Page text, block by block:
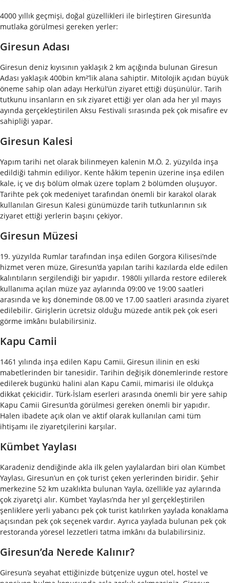
4000 yıllık geçmişi, doğal güzellikleri ile birleştiren Giresun’da
mutlaka görülmesi gereken yerler:
Giresun Adası
Giresun deniz kıyısının yaklaşık 2 km açığında bulunan Giresun
Adası yaklaşık 400bin km²’lik alana sahiptir. Mitolojik açıdan büyük
öneme sahip olan adayı Herkül’ün ziyaret ettiği düşünülür. Tarih
tutkunu insanların en sık ziyaret ettiği yer olan ada her yıl mayıs
ayında gerçekleştirilen Aksu Festivali sırasında pek çok misafire ev
sahipliği yapar.
Giresun Kalesi
Yapım tarihi net olarak bilinmeyen kalenin M.Ö. 2. yüzyılda inşa
edildiği tahmin ediliyor. Kente hâkim tepenin üzerine inşa edilen
kale, iç ve dış bölüm olmak üzere toplam 2 bölümden oluşuyor.
Tarihte pek çok medeniyet tarafından önemli bir karakol olarak
kullanılan Giresun Kalesi günümüzde tarih tutkunlarının sık
ziyaret ettiği yerlerin başını çekiyor.
Giresun Müzesi
19. yüzyılda Rumlar tarafından inşa edilen Gorgora Kilisesi’nde
hizmet veren müze, Giresun’da yapılan tarihi kazılarda elde edilen
kalıntıların sergilendiği bir yapıdır. 1980li yıllarda restore edilerek
kullanıma açılan müze yaz aylarında 09:00 ve 19:00 saatleri
arasında ve kış döneminde 08.00 ve 17.00 saatleri arasında ziyaret
edilebilir. Girişlerin ücretsiz olduğu müzede antik pek çok eseri
görme imkânı bulabilirsiniz.
Kapu Camii
1461 yılında inşa edilen Kapu Camii, Giresun ilinin en eski
mabetlerinden bir tanesidir. Tarihin değişik dönemlerinde restore
edilerek bugünkü halini alan Kapu Camii, mimarisi ile oldukça
dikkat çekicidir. Türk-İslam eserleri arasında önemli bir yere sahip
Kapu Camii Giresun’da görülmesi gereken önemli bir yapıdır.
Halen ibadete açık olan ve aktif olarak kullanılan cami tüm
ihtişamı ile ziyaretçilerini karşılar.
Kümbet Yaylası
Karadeniz dendiğinde akla ilk gelen yaylalardan biri olan Kümbet
Yaylası, Giresun’un en çok turist çeken yerlerinden biridir. Şehir
merkezine 52 km uzaklıkta bulunan Yayla, özellikle yaz aylarında
çok ziyaretçi alır. Kümbet Yaylası’nda her yıl gerçekleştirilen
şenliklere yerli yabancı pek çok turist katılırken yaylada konaklama
açısından pek çok seçenek vardır. Ayrıca yaylada bulunan pek çok
restoranda yöresel lezzetleri tatma imkânı da bulabilirsiniz.
Giresun’da Nerede Kalınır?
Giresun’a seyahat ettiğinizde bütçenize uygun otel, hostel ve